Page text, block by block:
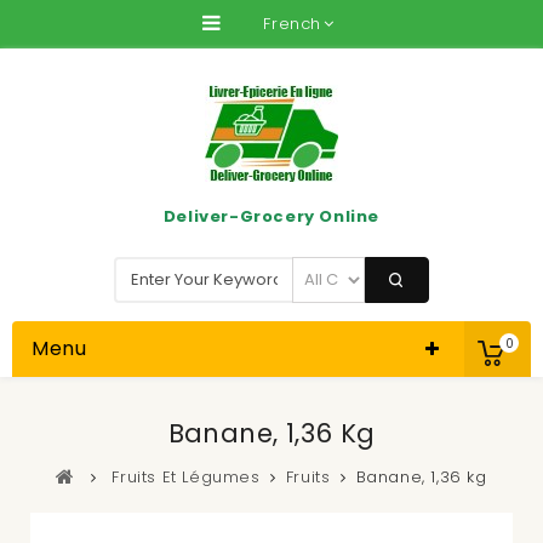
French
0
Deliver-Grocery Online
Menu
Banane, 1,36 Kg
Fruits Et Légumes Fruits Banane, 1,36 kg